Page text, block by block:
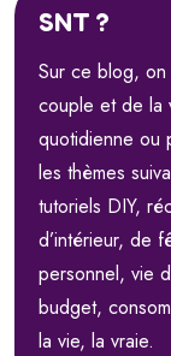
SNT ?
Sur ce blog,
couple et de la
quotidienne ou
les thèmes
tutoriels DIY,
d’intérieur, de
personnel, vie
budget,
la vie, la vraie.